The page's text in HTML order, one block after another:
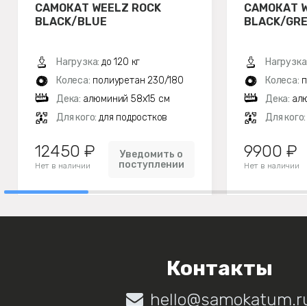
САМОКАТ WEELZ ROCK
BLACK/BLUE
Нагрузка: до 120 кг
Колеса: полиуретан 230/180
мм
Дека: алюминий 58х15 см
Для кого: для подростков
12450 ₽
Нет в наличии
Уведомить о
поступлении
САМОКАТ
BLACK/
Колеса:
мм
Дека:
Для кого:
9900 ₽
Нет в наличии
Контакты